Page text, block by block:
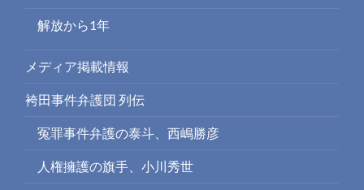
解放から1年
メディア掲載情報
袴田事件弁護団 列伝
冤罪事件弁護の泰斗、西嶋勝彦
人権擁護の旗手、小川秀世